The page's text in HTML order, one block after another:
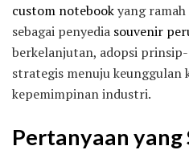
custom notebookyang
sebagai penyedia souvenir
berkelanjutan, adopsi
strategis menuju
kepemimpinan industri.
Pertanyaan